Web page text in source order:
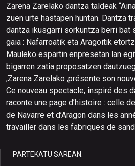
Zarena Zarelako dantza taldeak
zuen urte hastapen huntan. Dantza
dantza ikusgarri sorkuntza berri bat
gaia : Nafarroatik eta Aragoitik
Mauleko espartin enpresetan lan
bigarren zatia proposatzen
,Zarena Zarelako ,présente son
Ce nouveau spectacle, inspiré des
raconte une page d’histoire : celle
de Navarre et d’Aragon dans les
travailler dans les fabriques de
PARTEKATU SAREAN: